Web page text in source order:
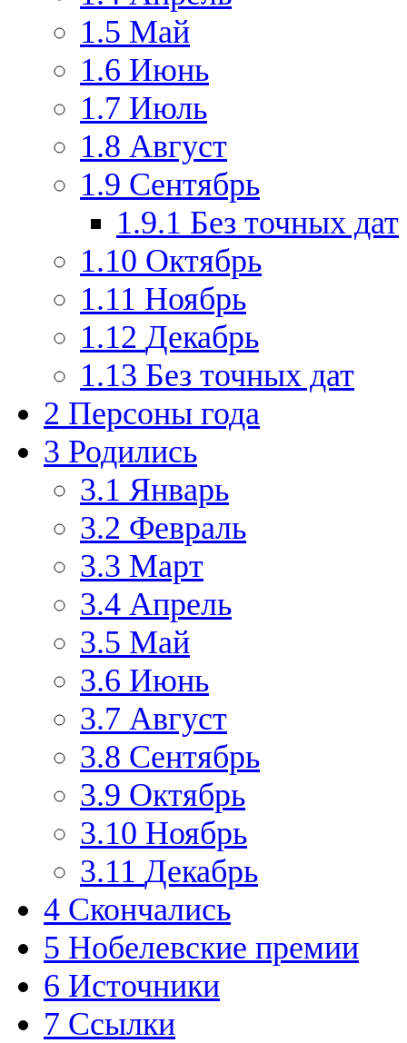
1.5 Май
1.6 Июнь
1.7 Июль
1.8 Август
1.9 Сентябрь
1.9.1 Без точных дат
1.10 Октябрь
1.11 Ноябрь
1.12 Декабрь
1.13 Без точных дат
2 Персоны года
3 Родились
3.1 Январь
3.2 Февраль
3.3 Март
3.4 Апрель
3.5 Май
3.6 Июнь
3.7 Август
3.8 Сентябрь
3.9 Октябрь
3.10 Ноябрь
3.11 Декабрь
4 Скончались
5 Нобелевские премии
6 Источники
7 Ссылки